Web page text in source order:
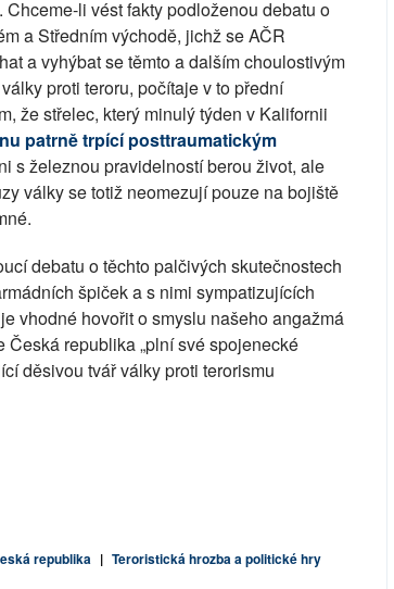
li vést fakty podloženou debatu o
a Středním východě, jichž se AČR
a vyhýbat se těmto a dalším choulostivým
proti teroru, počítaje v to přední
že střelec, který minulý týden v Kalifornii
patrně trpící posttraumatickým
s železnou pravidelností berou život, ale
války se totiž neomezují pouze na bojiště
debatu o těchto palčivých skutečnostech
špiček a s nimi sympatizujících
vhodné hovořit o smyslu našeho angažmá
republika „plní své spojenecké
děsivou tvář války proti terorismu
republika | Teroristická hrozba a politické hry